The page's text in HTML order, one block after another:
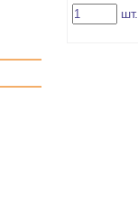
шт.